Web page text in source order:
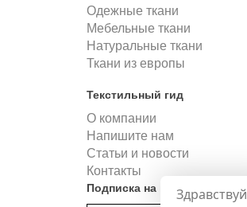
Одежные ткани
Мебельные ткани
Натуральные ткани
Ткани из европы
Текстильный гид
О компании
Напишите нам
Статьи и новости
Контакты
Подписка на новости